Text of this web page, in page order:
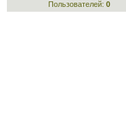
Пользователей: 0